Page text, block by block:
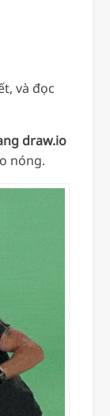
và đọc
draw.io
nóng.